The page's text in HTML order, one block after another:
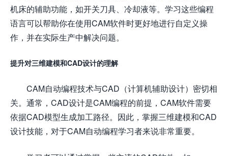
机床的辅助功能，如开关刀具、冷却液等。学习这些编程
语言可以帮助你在使用CAM软件时更好地进行自定义操
作，并在实际生产中解决问题。
提升对三维建模和CAD设计的理解
CAM自动编程技术与CAD（计算机辅助设计）密切相
关。通常，CAD设计是CAM编程的前提，CAM软件需要
依据CAD模型生成加工路径。因此，掌握三维建模和CAD
设计技能，对于CAM自动编程学习者来说非常重要。